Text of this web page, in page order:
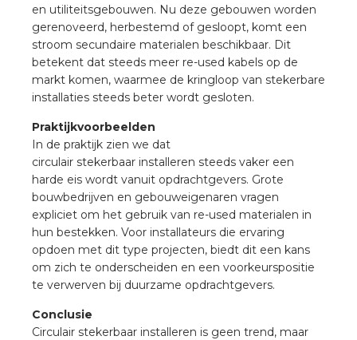
en utiliteitsgebouwen. Nu deze gebouwen worden
gerenoveerd, herbestemd of gesloopt, komt een
stroom secundaire materialen beschikbaar. Dit
betekent dat steeds meer re-used kabels op de
markt komen, waarmee de kringloop van stekerbare
installaties steeds beter wordt gesloten.
Praktijkvoorbeelden
In de praktijk zien we dat
circulair stekerbaar installeren steeds vaker een
harde eis wordt vanuit opdrachtgevers. Grote
bouwbedrijven en gebouweigenaren vragen
expliciet om het gebruik van re-used materialen in
hun bestekken. Voor installateurs die ervaring
opdoen met dit type projecten, biedt dit een kans
om zich te onderscheiden en een voorkeurspositie
te verwerven bij duurzame opdrachtgevers.
Conclusie
Circulair stekerbaar installeren is geen trend, maar